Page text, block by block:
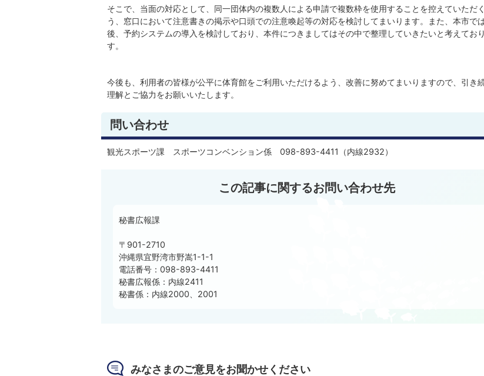
そこで、当面の対応として、同一団体内の複数人による申請で複数枠を使用することを控えていただ
う、窓口において注意書きの掲示や口頭での注意喚起等の対応を検討してまいります。また、本市で
後、予約システムの導入を検討しており、本件につきましてはその中で整理していきたいと考えてお
す。
今後も、利用者の皆様が公平に体育館をご利用いただけるよう、改善に努めてまいりますので、引き
理解とご協力をお願いいたします。
問い合わせ
観光スポーツ課 スポーツコンベンション係 098-893-4411（内線2932）
この記事に関するお問い合わせ先
秘書広報課
〒901-2710
沖縄県宜野湾市野嵩1-1-1
電話番号：098-893-4411
秘書広報係：内線2411
秘書係：内線2000、2001
みなさまのご意見をお聞かせください